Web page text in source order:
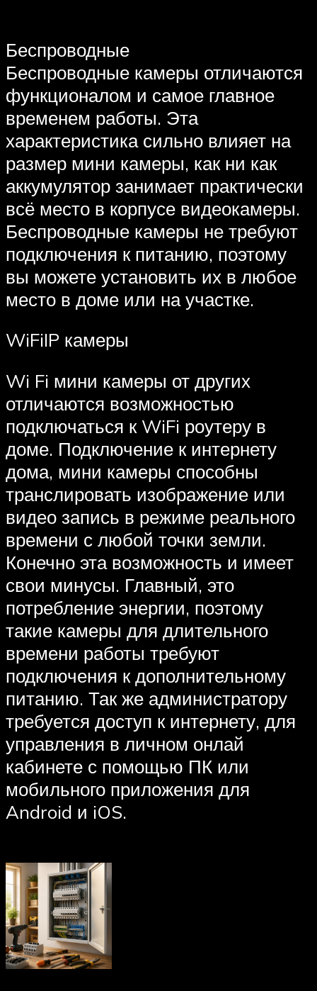
Беспроводные
Беспроводные камеры отличаются
функционалом и самое главное
временем работы. Эта
характеристика сильно влияет на
размер мини камеры, как ни как
аккумулятор занимает практически
всё место в корпусе видеокамеры.
Беспроводные камеры не требуют
подключения к питанию, поэтому
вы можете установить их в любое
место в доме или на участке.
WiFiIP камеры
Wi Fi мини камеры от других
отличаются возможностью
подключаться к WiFi роутеру в
доме. Подключение к интернету
дома, мини камеры способны
транслировать изображение или
видео запись в режиме реального
времени с любой точки земли.
Конечно эта возможность и имеет
свои минусы. Главный, это
потребление энергии, поэтому
такие камеры для длительного
времени работы требуют
подключения к дополнительному
питанию. Так же администратору
требуется доступ к интернету, для
управления в личном онлай
кабинете с помощью ПК или
мобильного приложения для
Android и iOS.